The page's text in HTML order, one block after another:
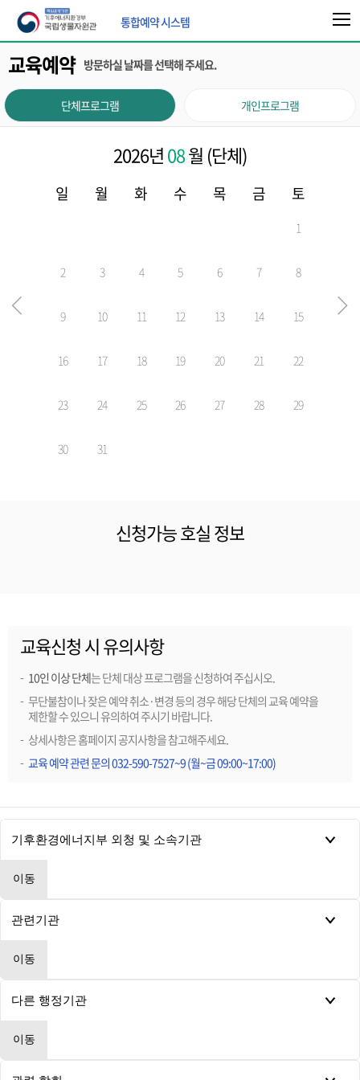
통합예약 시스템
교육예약 방문하실 날짜를 선택해 주세요.
단체프로그램 개인프로그램
2026년08월 (단체)
일 월 화 수 목 금 토
1
2 3 4 5 6 7 8
9 10 11 12 13 14 15
16 17 18 19 20 21 22
23 24 25 26 27 28 29
30 31
신청가능 호실 정보
교육신청 시 유의사항
10인 이상 단체는 단체 대상 프로그램을 신청하여 주십시오.
무단불참이나 잦은 예약 취소·변경 등의 경우 해당 단체의 교육 예약을
제한할 수 있으니 유의하여 주시기 바랍니다.
상세사항은 홈페이지 공지사항을 참고해주세요.
교육 예약 관련 문의 032-590-7527~9 (월~금 09:00~17:00)
이동
이동
이동